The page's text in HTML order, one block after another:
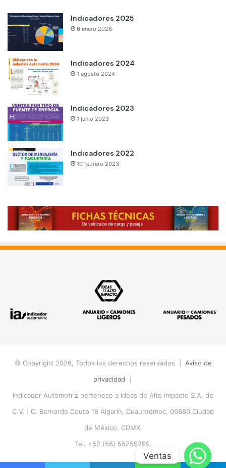
Indicadores 2025
6 enero 2026
Indicadores 2024
1 agosto 2024
Indicadores 2023
1 junio 2023
Indicadores 2022
10 febrero 2023
© Copyright 2026, Todos los derechos reservados | Aviso de
privacidad
Indicador Automotriz pertenece a Ideas de Alto Impacto S.A. de
C.V. | C. Bernardo Couto 18 Algarín, Cuauhtémoc, 06880 Ciudad
de México, CDMX.
Tel. +52 (55) 55259299.
Ventas